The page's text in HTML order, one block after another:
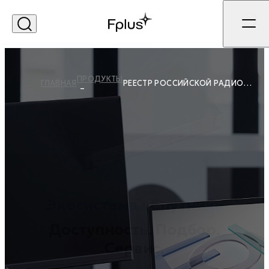
ПРОДУКТЫ РЕЕСТР РОССИЙСКОЙ РАДИОЭЛЕКТРОННОЙ ПРОДУКЦИИ
Экосистема «Спутник»
Доступность. Подбор.
Сервис.